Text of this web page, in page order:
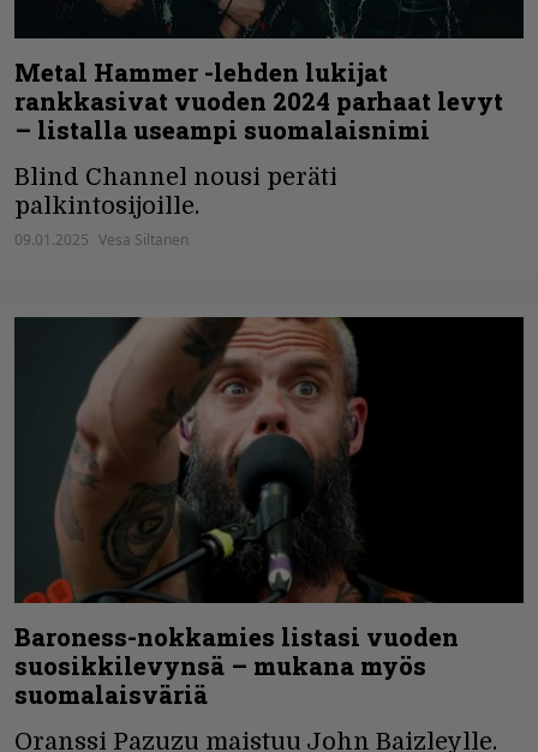
Metal Hammer -lehden lukijat
rankkasivat vuoden 2024 parhaat levyt
– listalla useampi suomalaisnimi
Blind Channel nousi peräti
palkintosijoille.
09.01.2025 Vesa Siltanen
Baroness-nokkamies listasi vuoden
suosikkilevynsä – mukana myös
suomalaisväriä
Oranssi Pazuzu maistuu John Baizleylle.